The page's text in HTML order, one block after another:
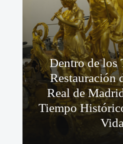
Dentro de los
Restauración
Real de
Tiempo
Vida